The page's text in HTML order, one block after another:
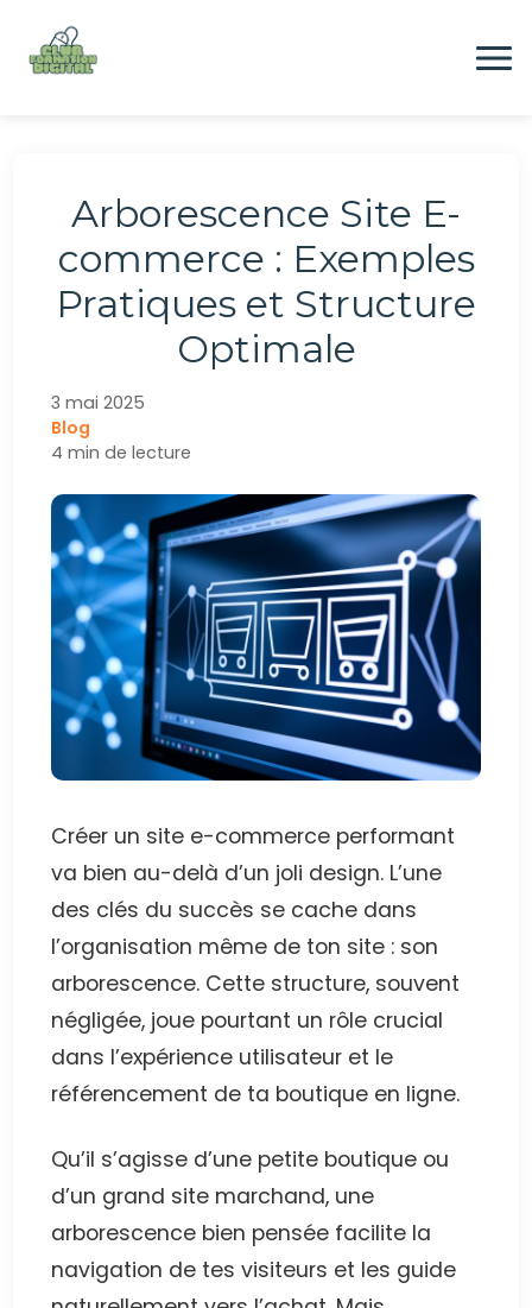
contenu
Emploi
Arborescence Site E-
commerce : Exemples
Pratiques et Structure
Optimale
3 mai 2025
Blog
4 min de lecture
Créer un site e-commerce performant
va bien au-delà d’un joli design. L’une
des clés du succès se cache dans
l’organisation même de ton site : son
arborescence. Cette structure, souvent
négligée, joue pourtant un rôle crucial
dans l’expérience utilisateur et le
référencement de ta boutique en ligne.
Qu’il s’agisse d’une petite boutique ou
d’un grand site marchand, une
arborescence bien pensée facilite la
navigation de tes visiteurs et les guide